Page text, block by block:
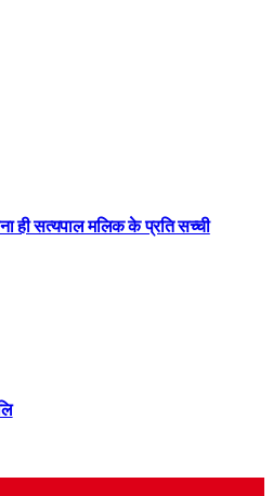
ही सत्यपाल मलिक के प्रति सच्ची